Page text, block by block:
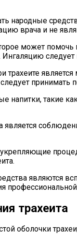
народные
врача и не
может помочь
следует
трахеите
принимать
напитки, такие
является
являются
трахеита
оболочки